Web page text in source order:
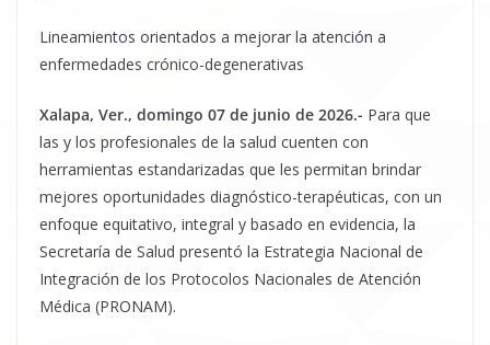
Lineamientos orientados a mejorar la atención a
enfermedades crónico-degenerativas
Xalapa, Ver., domingo 07 de junio de 2026.- Para que
las y los profesionales de la salud cuenten con
herramientas estandarizadas que les permitan brindar
mejores oportunidades diagnóstico-terapéuticas, con un
enfoque equitativo, integral y basado en evidencia, la
Secretaría de Salud presentó la Estrategia Nacional de
Integración de los Protocolos Nacionales de Atención
Médica (PRONAM).